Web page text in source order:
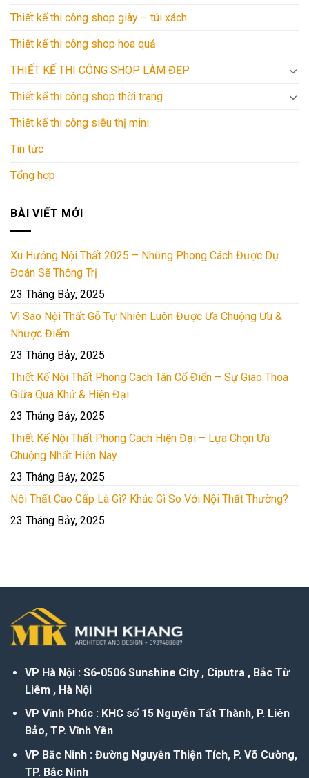
Thiết kế thi công shop giày – túi xách
Thiết kế thi công shop hoa quả
THIẾT KẾ THI CÔNG SHOP LÀM ĐẸP
Thiết kế thi công shop thời trang
Thiết kế thi công siêu thị mini
Tin tức
Tổng hợp
BÀI VIẾT MỚI
Xu Hướng Nội Thất 2025 – Những Phong Cách Được Dự
Đoán Sẽ Thống Trị
23 Tháng Bảy, 2025
Vì Sao Nội Thất Gỗ Tự Nhiên Luôn Được Ưa Chuộng Ưu &
Nhược Điểm
23 Tháng Bảy, 2025
Thiết Kế Nội Thất Phong Cách Tân Cổ Điển – Sự Giao Thoa
Giữa Quá Khứ & Hiện Đại
23 Tháng Bảy, 2025
Thiết Kế Nội Thất Phong Cách Hiện Đại – Lựa Chọn Ưa
Chuộng Nhất Hiện Nay
23 Tháng Bảy, 2025
Nội Thất Cao Cấp Là Gì? Khác Gì So Với Nội Thất Thường?
23 Tháng Bảy, 2025
VP Hà Nội : S6-0506 Sunshine City , Ciputra , Bắc Từ
Liêm , Hà Nội
VP Vĩnh Phúc : KHC số 15 Nguyễn Tất Thành, P. Liên
Bảo, TP. Vĩnh Yên
VP Bắc Ninh : Đường Nguyễn Thiện Tích, P. Võ Cường,
TP. Bắc Ninh